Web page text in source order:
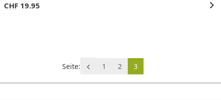
CHF 19.95
Seite: 1 2 3